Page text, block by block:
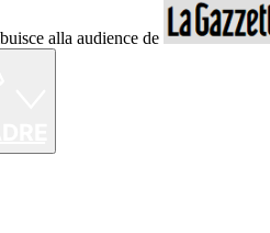
alla audience de